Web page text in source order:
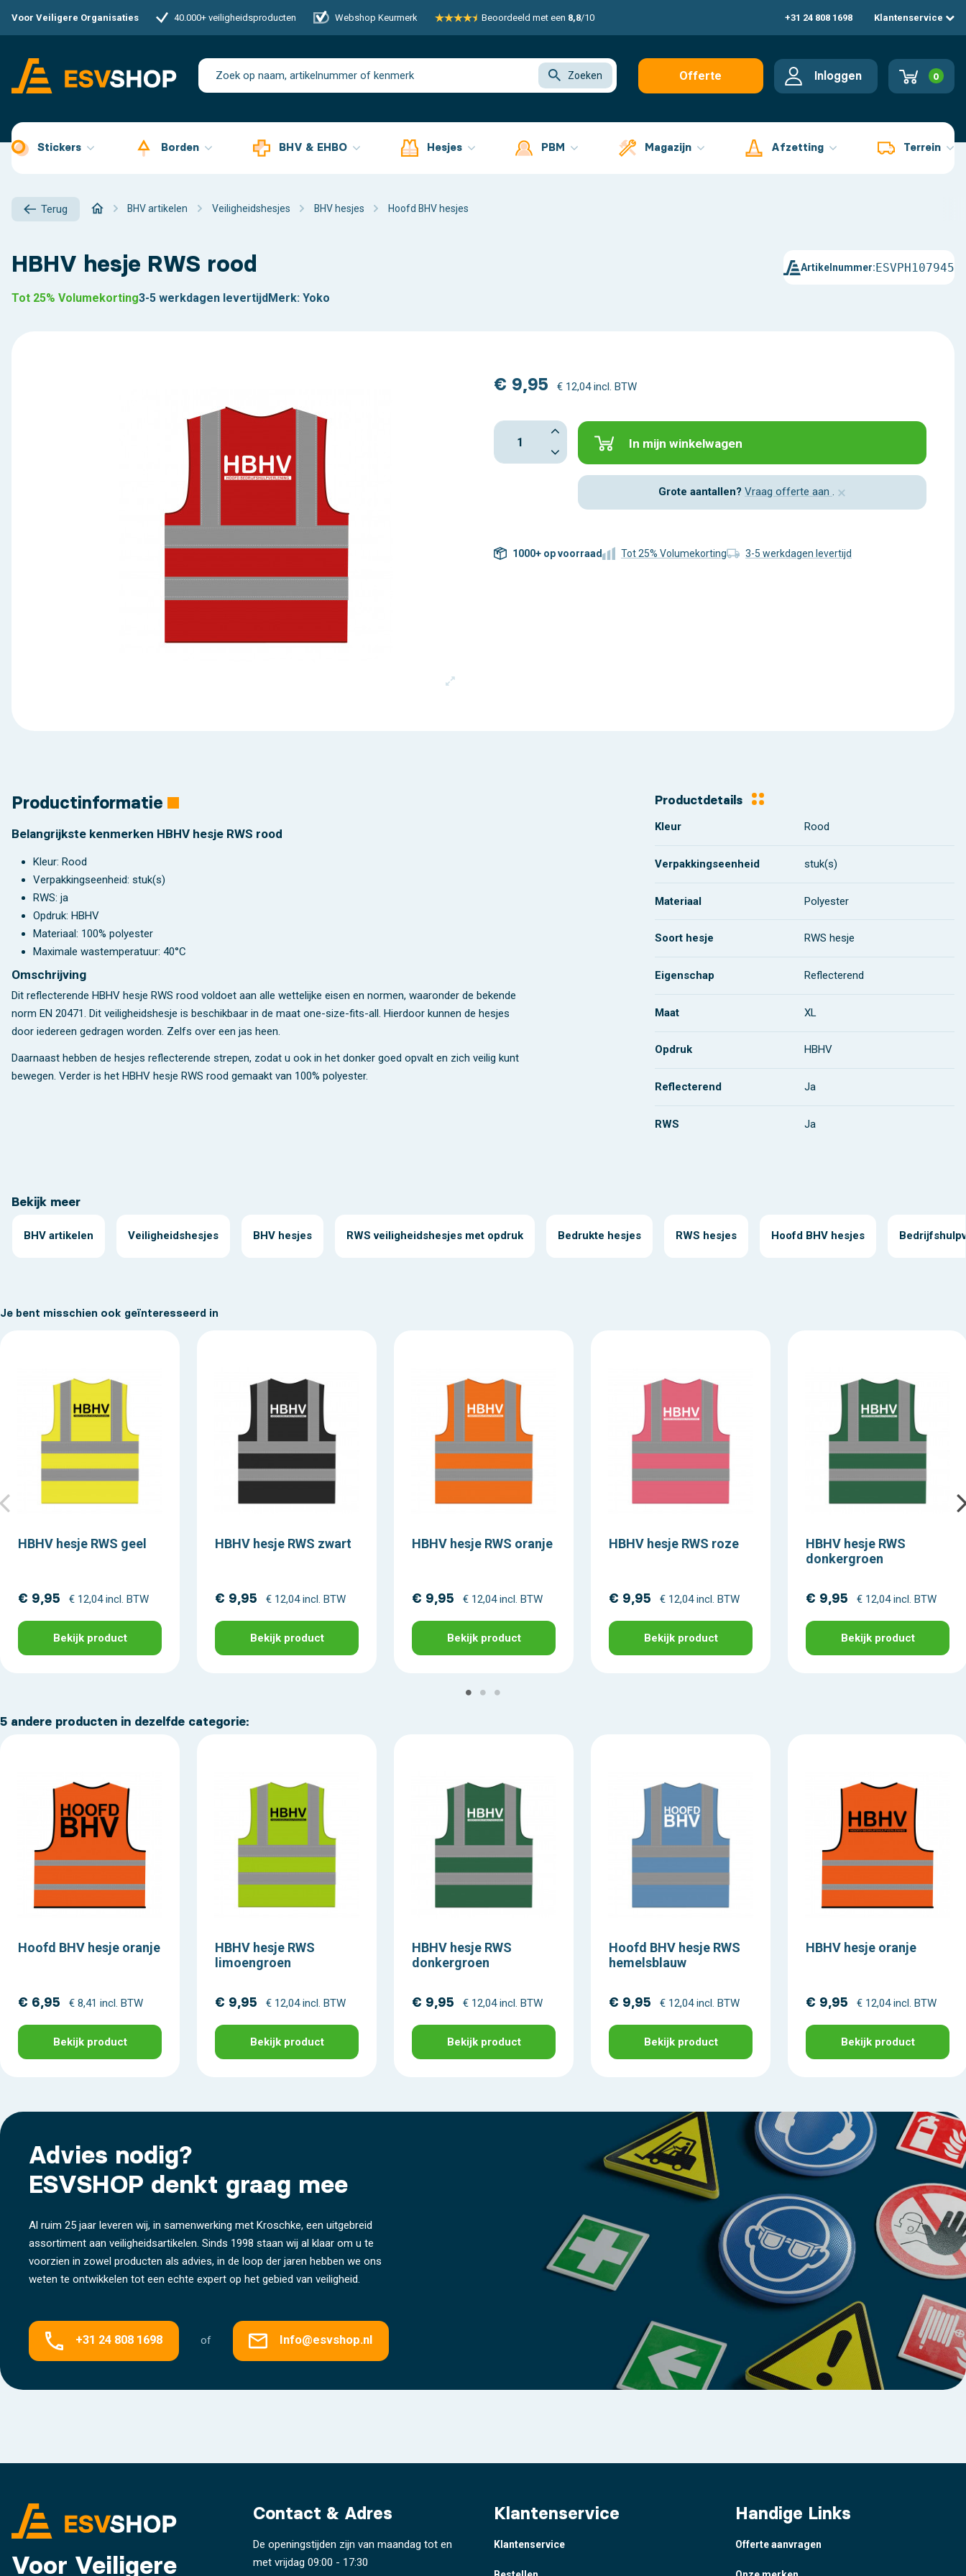
Voor Veiligere Organisaties 40.000+ veiligheidsproducten Webshop Keurmerk Beoordeeld met een 8,8/10 +31 24 808 1698 Klantenservice
Zoeken
Offerte
Inloggen 0
Stickers Borden BHV & EHBO Hesjes PBM Magazijn Afzetting Terrein
Terug BHV artikelen Veiligheidshesjes BHV hesjes Hoofd BHV hesjes
HBHV hesje RWS rood Artikelnummer:ESVPH107945
Tot 25% Volumekorting3-5 werkdagen levertijdMerk: Yoko
€ 9,95 € 12,04 incl. BTW
In mijn winkelwagen
Grote aantallen? Vraag offerte aan . ×
1000+ op voorraad Tot 25% Volumekorting 3-5 werkdagen levertijd
Productinformatie
Belangrijkste kenmerken HBHV hesje RWS rood
Kleur: Rood
Verpakkingseenheid: stuk(s)
RWS: ja
Opdruk: HBHV
Materiaal: 100% polyester
Maximale wastemperatuur: 40°C
Omschrijving
Dit reflecterende HBHV hesje RWS rood voldoet aan alle wettelijke eisen en normen, waaronder de bekende
norm EN 20471. Dit veiligheidshesje is beschikbaar in de maat one-size-fits-all. Hierdoor kunnen de hesjes
door iedereen gedragen worden. Zelfs over een jas heen.
Daarnaast hebben de hesjes reflecterende strepen, zodat u ook in het donker goed opvalt en zich veilig kunt
bewegen. Verder is het HBHV hesje RWS rood gemaakt van 100% polyester.
Productdetails
Kleur Rood
Verpakkingseenheid stuk(s)
Materiaal Polyester
Soort hesje RWS hesje
Eigenschap Reflecterend
Maat XL
Opdruk HBHV
Reflecterend Ja
RWS Ja
Bekijk meer
BHV artikelen Veiligheidshesjes BHV hesjes RWS veiligheidshesjes met opdruk Bedrukte hesjes RWS hesjes Hoofd BHV hesjes
Je bent misschien ook geïnteresseerd in
HBHV hesje RWS geel
€ 9,95 € 12,04 incl. BTW
Bekijk product
HBHV hesje RWS zwart
€ 9,95 € 12,04 incl. BTW
Bekijk product
HBHV hesje RWS oranje
€ 9,95 € 12,04 incl. BTW
Bekijk product
HBHV hesje RWS roze
€ 9,95 € 12,04 incl. BTW
Bekijk product
HBHV hesje RWS
donkergroen
€ 9,95 € 12,04 incl. BTW
Bekijk product
5 andere producten in dezelfde categorie:
Hoofd BHV hesje oranje
€ 6,95 € 8,41 incl. BTW
Bekijk product
HBHV hesje RWS
limoengroen
€ 9,95 € 12,04 incl. BTW
Bekijk product
HBHV hesje RWS
donkergroen
€ 9,95 € 12,04 incl. BTW
Bekijk product
Hoofd BHV hesje RWS
hemelsblauw
€ 9,95 € 12,04 incl. BTW
Bekijk product
HBHV hesje oranje
€ 9,95 € 12,04 incl. BTW
Bekijk product
Advies nodig?
ESVSHOP denkt graag mee
Al ruim 25 jaar leveren wij, in samenwerking met Kroschke, een uitgebreid
assortiment aan veiligheidsartikelen. Sinds 1998 staan wij al klaar om u te
voorzien in zowel producten als advies, in de loop der jaren hebben we ons
weten te ontwikkelen tot een echte expert op het gebied van veiligheid.
+31 24 808 1698 of Info@esvshop.nl
Voor Veiligere
Contact & Adres
De openingstijden zijn van maandag tot en
met vrijdag 09:00 - 17:30
Klantenservice
Klantenservice
Handige Links
Offerte aanvragen